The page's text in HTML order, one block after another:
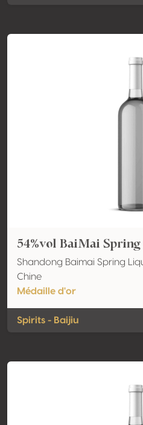
54%vol BaiMai Spring
Shandong Baimai Spring
Chine
Médaille d'or
Spirits - Baijiu